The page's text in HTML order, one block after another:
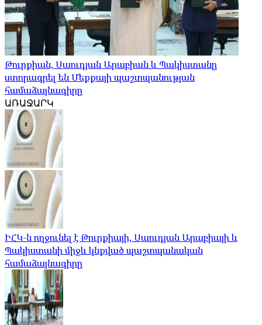
Թուրքիան, Սաուդյան Արաբիան և Պակիստանը
ստորագրել են Մեքքայի պաշտպանության
համաձայնագիրը
ԱՌԱՋԱՐԿ
ԻՀԿ-ն ողջունել է Թուրքիայի, Սաուդյան Արաբիայի և
Պակիստանի միջև կնքված պաշտպանական
համաձայնագիրը